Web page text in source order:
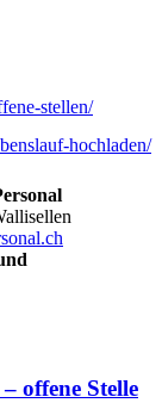
stellen/
hochladen/
offene Stelle